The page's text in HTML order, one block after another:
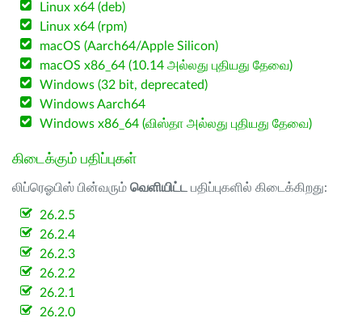
Linux x64 (deb)
Linux x64 (rpm)
macOS (Aarch64/Apple Silicon)
macOS x86_64 (10.14 அல்லது புதியது தேவை)
Windows (32 bit, deprecated)
Windows Aarch64
Windows x86_64 (விஸ்தா அல்லது புதியது தேவை)
கிடைக்கும் பதிப்புகள்
லிப்ரெஓபிஸ் பின்வரும் வெளியிட்ட பதிப்புகளில் கிடைக்கிறது:
26.2.5
26.2.4
26.2.3
26.2.2
26.2.1
26.2.0